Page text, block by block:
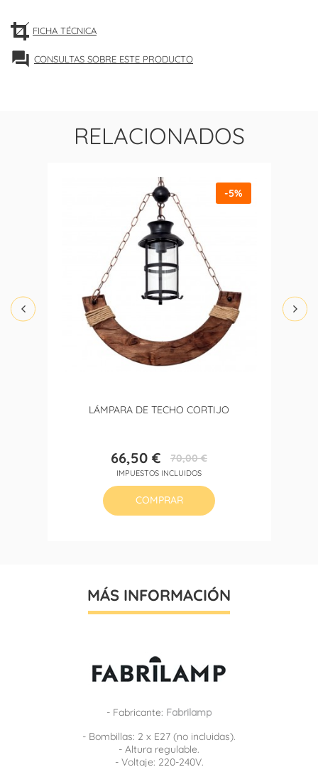
FICHA TÉCNICA
forum CONSULTAS SOBRE ESTE PRODUCTO
RELACIONADOS
LÁMPARA DE TECHO CORTIJO
Precio
66,50 €Precio
base
70,00 €
IMPUESTOS INCLUIDOS
-5%
COMPRAR
MÁS INFORMACIÓN
- Fabricante: Fabrilamp
- Bombillas: 2 x E27 (no incluidas).
- Altura regulable.
- Voltaje: 220-240V.